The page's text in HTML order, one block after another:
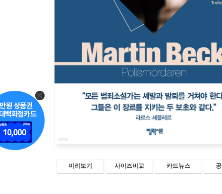
미리보기 사이즈비교 카드뉴스